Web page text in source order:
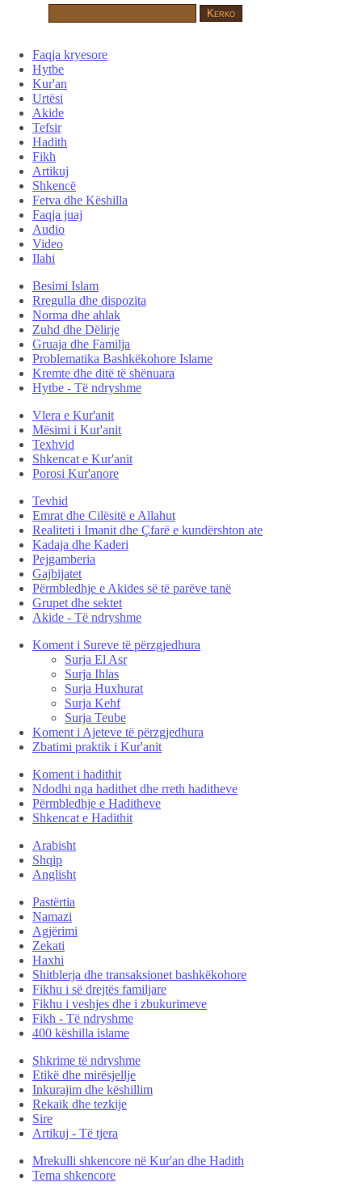
Faqja kryesore
Hytbe
Kur'an
Urtësi
Akide
Tefsir
Hadith
Fikh
Artikuj
Shkencë
Fetva dhe Këshilla
Faqja juaj
Audio
Video
Ilahi
Besimi Islam
Rregulla dhe dispozita
Norma dhe ahlak
Zuhd dhe Dëlirje
Gruaja dhe Familja
Problematika Bashkëkohore Islame
Kremte dhe ditë të shënuara
Hytbe - Të ndryshme
Vlera e Kur'anit
Mësimi i Kur'anit
Texhvid
Shkencat e Kur'anit
Porosi Kur'anore
Tevhid
Emrat dhe Cilësitë e Allahut
Realiteti i Imanit dhe Çfarë e kundërshton ate
Kadaja dhe Kaderi
Pejgamberia
Gajbijatet
Përmbledhje e Akides së të parëve tanë
Grupet dhe sektet
Akide - Të ndryshme
Koment i Sureve të përzgjedhura
Surja El Asr
Surja Ihlas
Surja Huxhurat
Surja Kehf
Surja Teube
Koment i Ajeteve të përzgjedhura
Zbatimi praktik i Kur'anit
Koment i hadithit
Ndodhi nga hadithet dhe rreth haditheve
Përmbledhje e Haditheve
Shkencat e Hadithit
Arabisht
Shqip
Anglisht
Pastërtia
Namazi
Agjërimi
Zekati
Haxhi
Shitblerja dhe transaksionet bashkëkohore
Fikhu i së drejtës familjare
Fikhu i veshjes dhe i zbukurimeve
Fikh - Të ndryshme
400 këshilla islame
Shkrime të ndryshme
Etikë dhe mirësjellje
Inkurajim dhe këshillim
Rekaik dhe tezkije
Sire
Artikuj - Të tjera
Mrekulli shkencore në Kur'an dhe Hadith
Tema shkencore